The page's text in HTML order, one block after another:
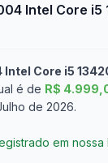
Intel Core i5
Core i5
é de R$
de 2026.
em